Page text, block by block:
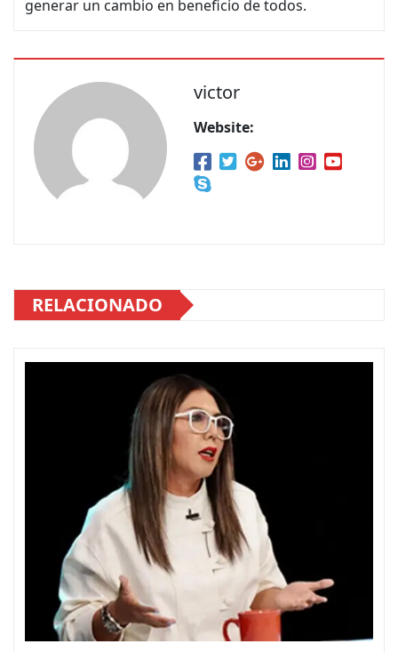
generar un cambio en beneficio de todos.
victor
Website:
RELACIONADO